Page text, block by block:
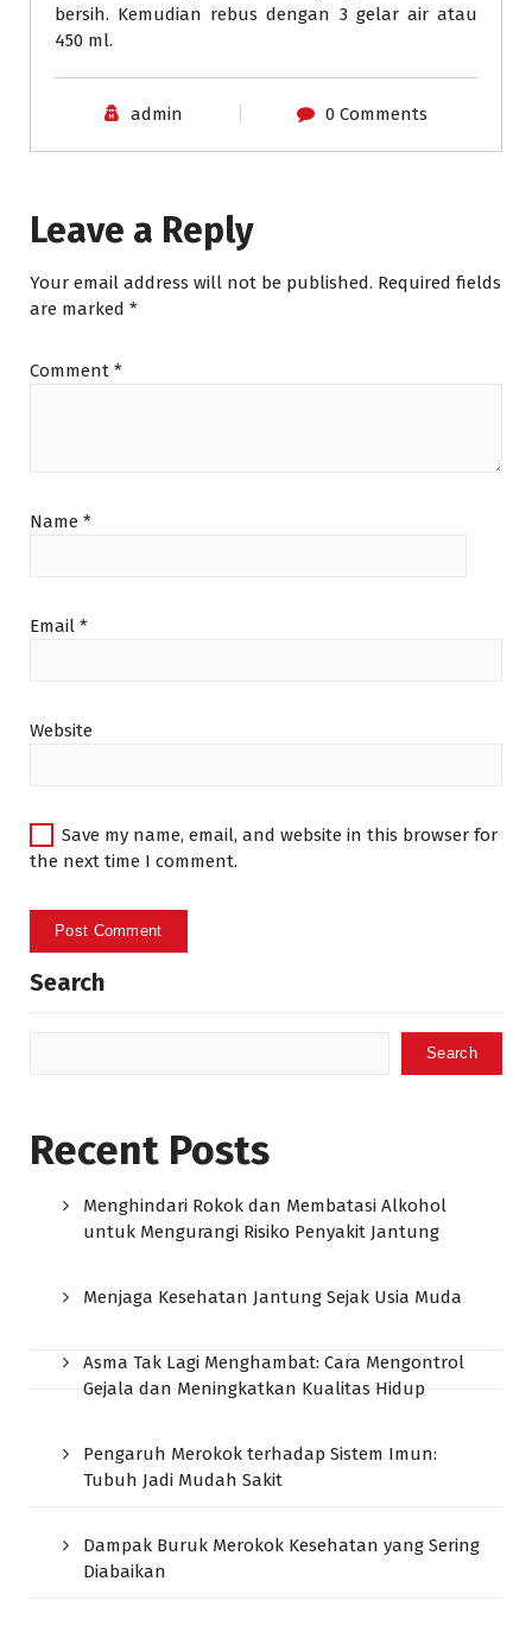
bersih. Kemudian rebus dengan 3 gelar air atau
450 ml.
admin 0 Comments
Leave a Reply
Your email address will not be published. Required fields
are marked *
Comment *
Name *
Email *
Website
Save my name, email, and website in this browser for
the next time I comment.
Search
Search
Recent Posts
Menghindari Rokok dan Membatasi Alkohol
untuk Mengurangi Risiko Penyakit Jantung
Menjaga Kesehatan Jantung Sejak Usia Muda
Asma Tak Lagi Menghambat: Cara Mengontrol
Gejala dan Meningkatkan Kualitas Hidup
Pengaruh Merokok terhadap Sistem Imun:
Tubuh Jadi Mudah Sakit
Dampak Buruk Merokok Kesehatan yang Sering
Diabaikan